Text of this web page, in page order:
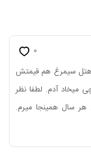
هتل سیمرغ هم قیمتش
میخاد آدم. لطفا نظر
سال همینجا میرم.
0